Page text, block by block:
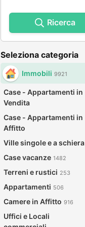
Ricerca
Seleziona categoria
Immobili 9921
Case - Appartamenti in
Vendita
Case - Appartamenti in
Affitto
Ville singole e a schiera
Case vacanze 1482
Terreni e rustici 253
Appartamenti 506
Camere in Affitto 916
Uffici e Locali